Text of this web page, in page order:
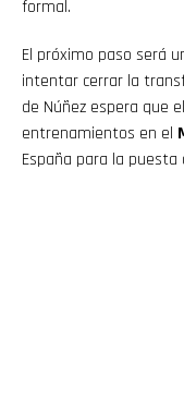
formal.
El próximo paso será
intentar cerrar la
de Núñez espera que
entrenamientos en el
España para la puesta